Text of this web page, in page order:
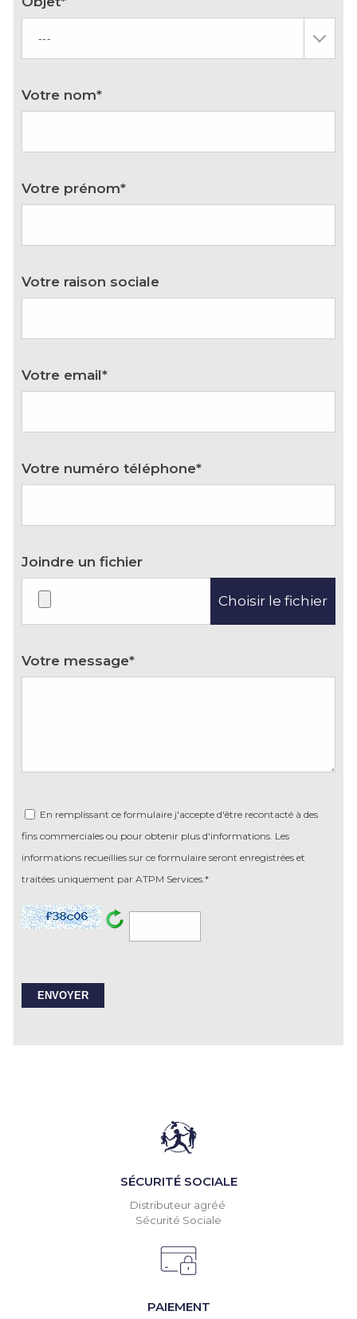
Votre nom*
Votre prénom*
Votre raison sociale
Votre email*
Votre numéro téléphone*
Joindre un fichier
Choisir le fichier
Votre message*
En remplissant ce formulaire j'accepte d'être recontacté à des
fins commerciales ou pour obtenir plus d'informations. Les
informations recueillies sur ce formulaire seront enregistrées et
traitées uniquement par ATPM Services.*
SÉCURITÉ SOCIALE
Distributeur agréé
Sécurité Sociale
PAIEMENT